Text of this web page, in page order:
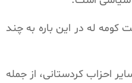
له در این باره به چند
احزاب کردستانی، از جمله